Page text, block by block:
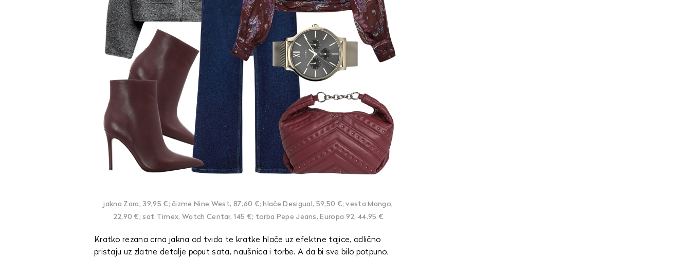
jakna Zara, 39,95 €; čizme Nine West, 87,60 €; hlače Desigual, 59,50 €; vesta Mango,
22,90 €; sat Timex, Watch Centar, 145 €; torba Pepe Jeans, Europa 92, 44,95 €
Kratko rezana crna jakna od tvida te kratke hlače uz efektne tajice, odlično
pristaju uz zlatne detalje poput sata, naušnica i torbe. A da bi sve bilo potpuno,